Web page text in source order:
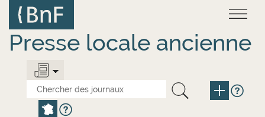
contenu
principal
Presse locale ancienne
Panneau de gestion des cookies